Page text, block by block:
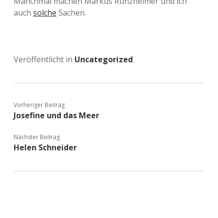
auch solche Sachen.
Veröffentlicht in Uncategorized
Vorheriger Beitrag
Josefine und das Meer
Nächster Beitrag
Helen Schneider